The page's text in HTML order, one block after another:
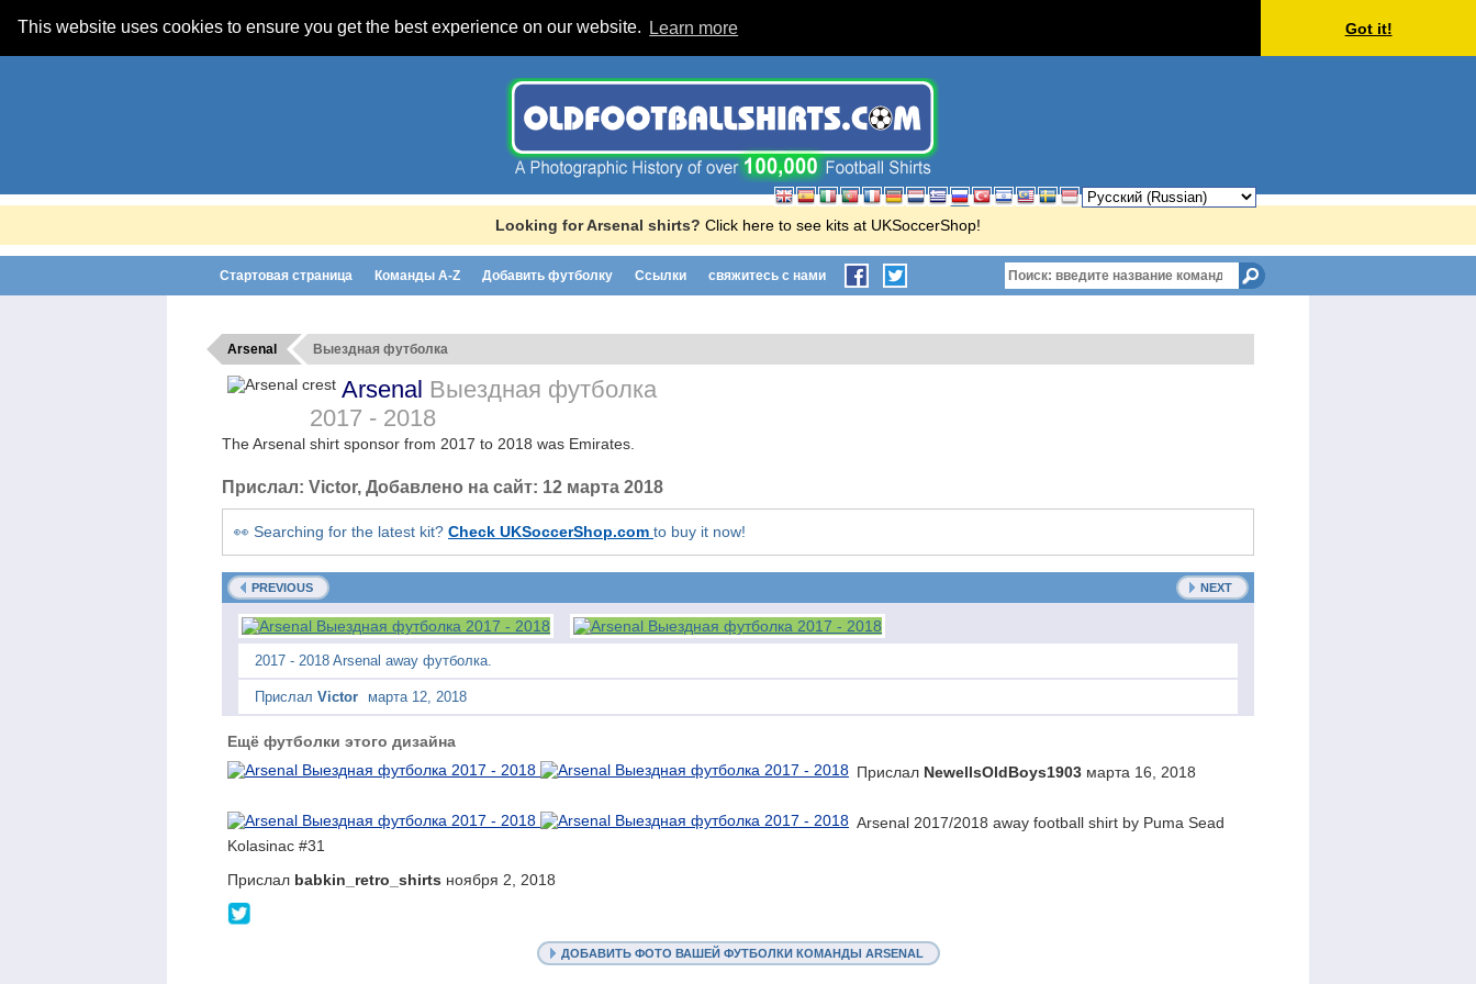
This website uses cookies to ensure you get the best experience on our website. Learn more Got it!
Looking for Arsenal shirts? Click here to see kits at UKSoccerShop!
Стартовая страница Команды A-Z Добавить футболку Ссылки свяжитесь с нами
Arsenal Выездная футболка
Arsenal Выездная футболка
2017 - 2018
The Arsenal shirt sponsor from 2017 to 2018 was Emirates.
Прислал: Victor, Добавлено на сайт: 12 марта 2018
👀 Searching for the latest kit? Check UKSoccerShop.com to buy it now!
PREVIOUS NEXT
2017 - 2018 Arsenal away футболка.
Прислал Victor марта 12, 2018
Ещё футболки этого дизайна
Прислал NewellsOldBoys1903 марта 16, 2018
Arsenal 2017/2018 away football shirt by Puma Sead
Kolasinac #31
Прислал babkin_retro_shirts ноября 2, 2018
ДОБАВИТЬ ФОТО ВАШЕЙ ФУТБОЛКИ КОМАНДЫ ARSENAL